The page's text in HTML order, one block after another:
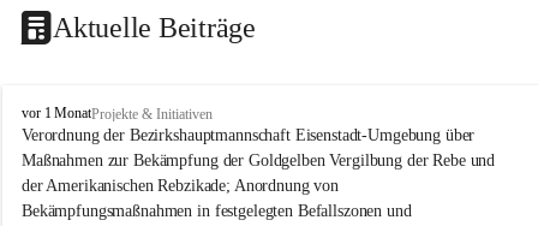
Aktuelle Beiträge
O
s
l
i
p
vor 1 MonatProjekte & Initiativen
Verordnung der Bezirkshauptmannschaft Eisenstadt-Umgebung über
Maßnahmen zur Bekämpfung der Goldgelben Vergilbung der Rebe und
der Amerikanischen Rebzikade; Anordnung von
Bekämpfungsmaßnahmen in festgelegten Befallszonen und